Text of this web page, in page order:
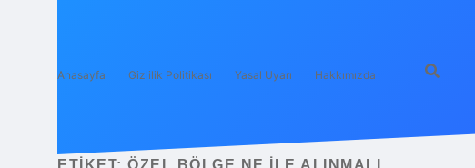
Anasayfa Gizlilik Politikası Yasal Uyarı Hakkımızda
ETIKET: ÖZEL BÖLGE NE ILE ALINMALI